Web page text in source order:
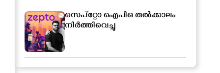
സെപ്റ്റോ ഐപിഒ തൽക്കാലം
നിർത്തിവെച്ചു